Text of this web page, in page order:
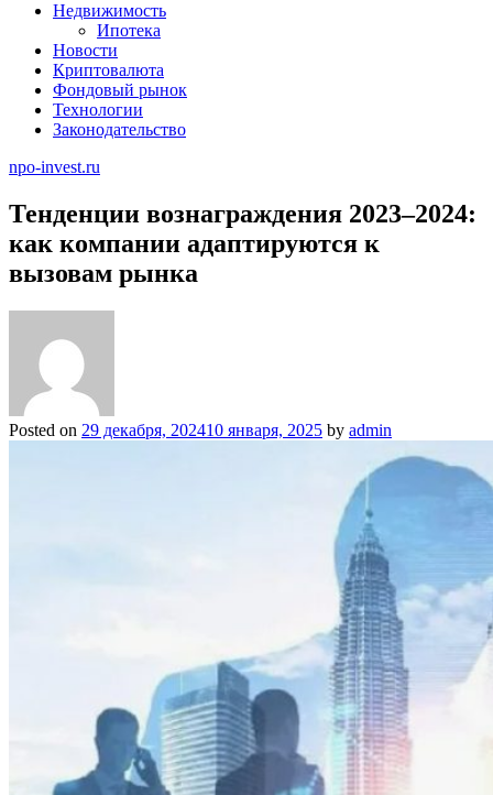
Недвижимость
Ипотека
Новости
Криптовалюта
Фондовый рынок
Технологии
Законодательство
npo-invest.ru
Тенденции вознаграждения 2023–2024:
как компании адаптируются к
вызовам рынка
Posted on 29 декабря, 202410 января, 2025 by admin